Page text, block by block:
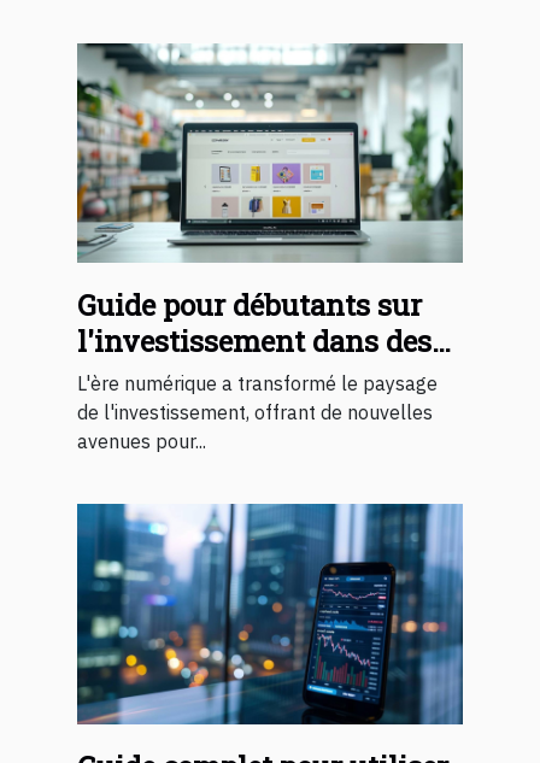
Guide pour débutants sur
l'investissement dans des
sites e-commerce rentables
L'ère numérique a transformé le paysage
de l'investissement, offrant de nouvelles
avenues pour...